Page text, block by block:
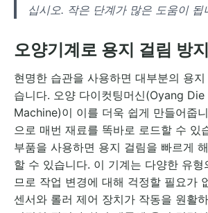
십시오. 작은 단계가 많은 도움이 됩
오양기계로 용지 걸림 방지
현명한 습관을 사용하면 대부분의 용
습니다. 오양 다이컷팅머신(Oyang
Machine)이 이를 더욱 쉽게 만들어줍
으로 매번 재료를 똑바로 로드할 수 있
부품을 사용하면 용지 걸림을 빠르게
할 수 있습니다. 이 기계는 다양한 유
므로 작업 변경에 대해 걱정할 필요가
센서와 롤러 제어 장치가 작동을 원활